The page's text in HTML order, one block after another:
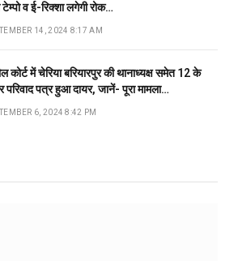
टेम्पो व ई-रिक्शा लगेगी रोक…
14, 2024 8:17 AM
कोर्ट में चेरिया बरियारपुर की थानाध्यक्ष समेत 12 के
परिवाद पत्र हुआ दायर, जानें- पूरा मामला…
6, 2024 8:42 PM